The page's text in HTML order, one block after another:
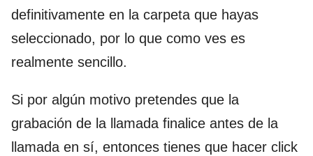
definitivamente en la carpeta que hayas
seleccionado, por lo que como ves es
realmente sencillo.
Si por algún motivo pretendes que la
grabación de la llamada finalice antes de la
llamada en sí, entonces tienes que hacer click